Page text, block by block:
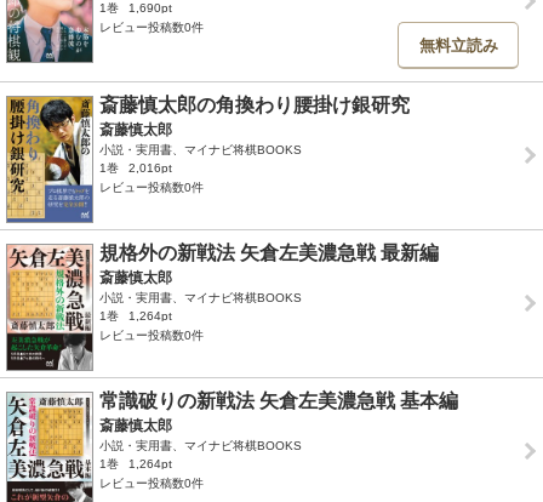
1巻
1,690pt
レビュー投稿数0件
無料立読み
斎藤慎太郎の角換わり腰掛け銀研究
斎藤慎太郎
小説・実用書、マイナビ将棋BOOKS
1巻
2,016pt
レビュー投稿数0件
規格外の新戦法 矢倉左美濃急戦 最新編
斎藤慎太郎
小説・実用書、マイナビ将棋BOOKS
1巻
1,264pt
レビュー投稿数0件
常識破りの新戦法 矢倉左美濃急戦 基本編
斎藤慎太郎
小説・実用書、マイナビ将棋BOOKS
1巻
1,264pt
レビュー投稿数0件